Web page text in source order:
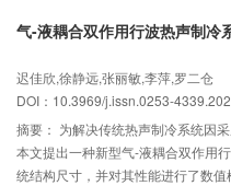
气-液耦合双作用行波热声制冷
迟佳欣,徐静远,张丽敏,李萍,罗二仓
DOI：10.3969/j.issn.0253-
摘要： 为解决传统热声制冷系统因
本文提出一种新型气-液耦合双作用
统结构尺寸，并对其性能进行了数